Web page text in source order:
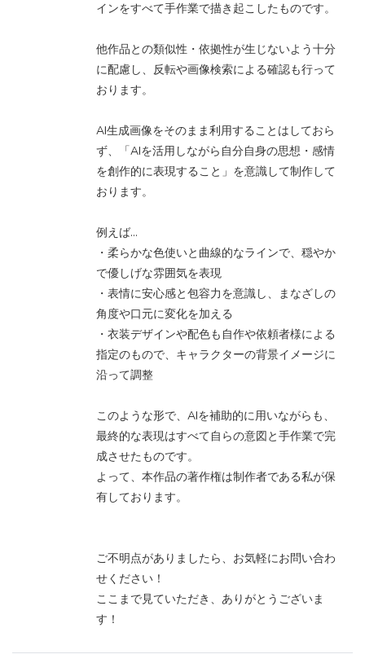
インをすべて手作業で描き起こしたものです。
他作品との類似性・依拠性が生じないよう十分
に配慮し、反転や画像検索による確認も行って
おります。
AI生成画像をそのまま利用することはしておら
ず、「AIを活用しながら自分自身の思想・感情
を創作的に表現すること」を意識して制作して
おります。
例えば…
・柔らかな色使いと曲線的なラインで、穏やか
で優しげな雰囲気を表現
・表情に安心感と包容力を意識し、まなざしの
角度や口元に変化を加える
・衣装デザインや配色も自作や依頼者様による
指定のもので、キャラクターの背景イメージに
沿って調整
このような形で、AIを補助的に用いながらも、
最終的な表現はすべて自らの意図と手作業で完
成させたものです。
よって、本作品の著作権は制作者である私が保
有しております。
ご不明点がありましたら、お気軽にお問い合わ
せください！
ここまで見ていただき、ありがとうございま
す！